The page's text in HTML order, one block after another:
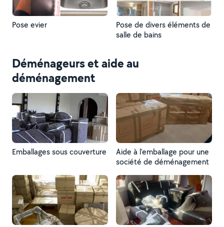
Pose evier
Pose de divers éléments de
salle de bains
Déménageurs et aide au
déménagement
Emballages sous couverture
Aide à l'emballage pour une
société de déménagement